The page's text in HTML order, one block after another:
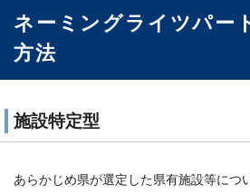
ネーミングライツパー
方法
施設特定型
あらかじめ県が選定した県有施設等につ